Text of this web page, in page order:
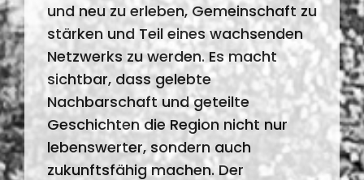
und neu zu erleben, Gemeinschaft zu
stärken und Teil eines wachsenden
Netzwerks zu werden. Es macht
sichtbar, dass gelebte
Nachbarschaft und geteilte
Geschichten die Region nicht nur
lebenswerter, sondern auch
zukunftsfähig machen. Der